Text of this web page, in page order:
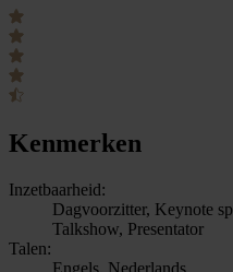
Kenmerken
Inzetbaarheid:
Dagvoorzitter, Keynote
Talkshow, Presentator
Talen:
Engels, Nederlands